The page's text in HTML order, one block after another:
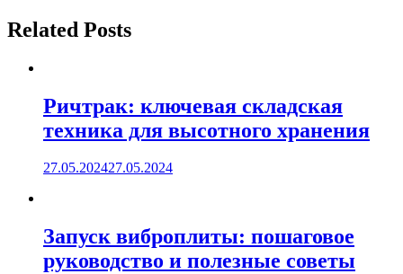
Related Posts
Ричтрак: ключевая складская
техника для высотного хранения
27.05.202427.05.2024
Запуск виброплиты: пошаговое
руководство и полезные советы